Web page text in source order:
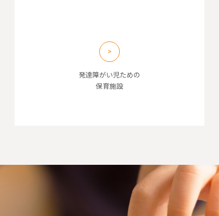
発達障がい児ための
保育施設